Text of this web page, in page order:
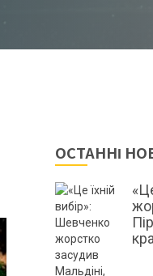
ОСТАННІ